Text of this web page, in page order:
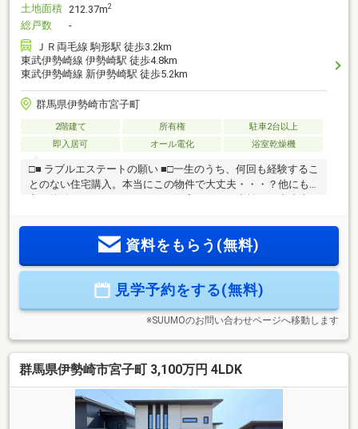
土地面積 212.37m2
総戸数
-
ＪＲ両毛線 駒形駅 徒歩3.2km
東武伊勢崎線 伊勢崎駅 徒歩4.8km
東武伊勢崎線 新伊勢崎駅 徒歩5.2km
群馬県伊勢崎市宮子町
2階建て 所有権
駐車2台以上
即入居可
オール電化 浴室乾燥機
□■ ラブルエステートの願い ■□一生のうち、何回も経験するこ
とのない住宅購入。本当にこの物件で大丈夫・・・？他にも
す。不安を抱えないで購入する人の方が少ないです。だから
こそ、弊社が存在しているのです。もちろん弊社がすべて不
と確信しております。また、売買の『透明性』にこだわって
おります。安心して、ワクワクして住宅探しをして欲しいと
資料をもらう(無料)
見学予約をする(無料)
※SUUMOのお問い合わせページへ移動します
群馬県伊勢崎市宮子町 3,100万円 4LDK